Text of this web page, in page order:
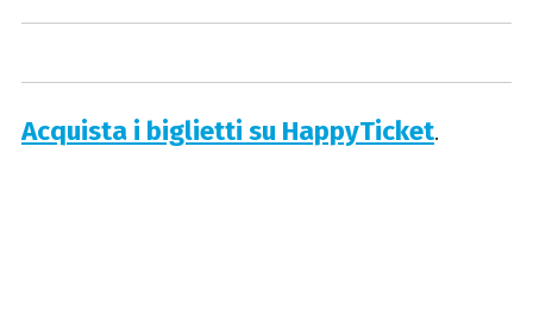
Acquista i biglietti su HappyTicket.